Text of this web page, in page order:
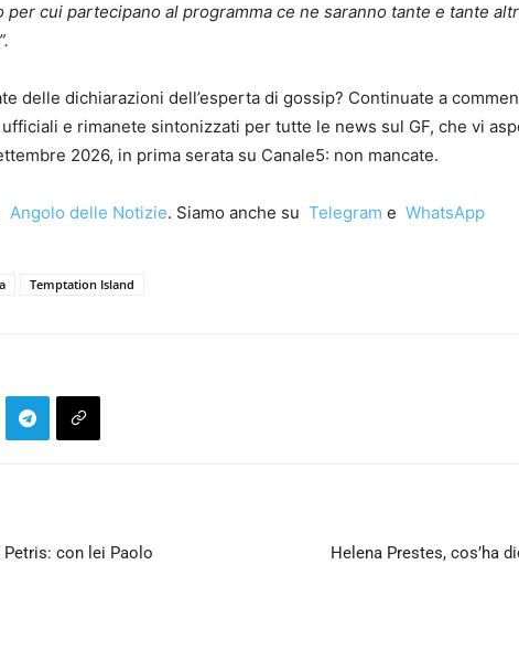
per cui partecipano al programma ce ne saranno tante e tante
delle dichiarazioni dell’esperta di gossip? Continuate a
e rimanete sintonizzati per tutte le news sul GF, che vi
2026, in prima serata su Canale5: non mancate.
Angolo delle Notizie. Siamo anche su Telegram e WhatsApp
Temptation Island
con lei Paolo
Helena Prestes, cos’ha